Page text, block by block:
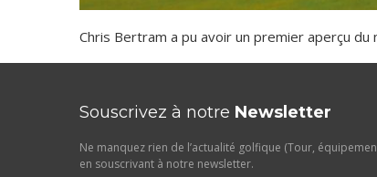
Chris Bertram a pu avoir un premier aperçu
Souscrivez à notre Newsletter
Ne manquez rien de l’actualité golfique (Tour,
en souscrivant à notre newsletter.